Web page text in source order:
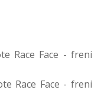
Race Face - freni
Race Face - freni